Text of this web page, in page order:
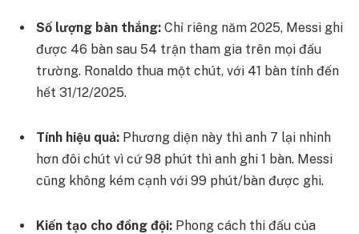
Số lượng bàn thắng: Chỉ riêng năm 2025, Messi ghi
được 46 bàn sau 54 trận tham gia trên mọi đấu
trường. Ronaldo thua một chút, với 41 bàn tính đến
hết 31/12/2025.
Tính hiệu quả: Phương diện này thì anh 7 lại nhỉnh
hơn đôi chút vì cứ 98 phút thì anh ghi 1 bàn. Messi
cũng không kém cạnh với 99 phút/bàn được ghi.
Kiến tạo cho đồng đội: Phong cách thi đấu của